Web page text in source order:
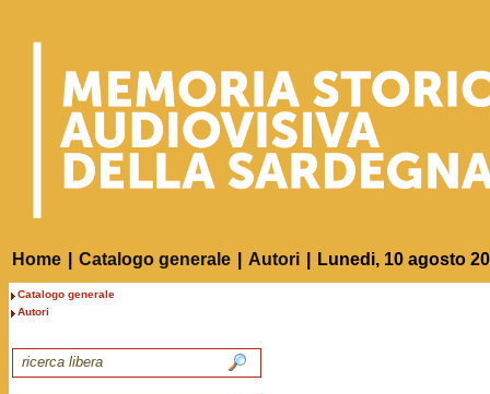
Home Catalogo generale Autori Lunedi, 10 agosto
Catalogo generale
Autori